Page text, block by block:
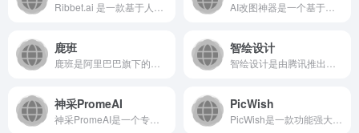
鹿班 智绘设计
神采PromeAI PicWish